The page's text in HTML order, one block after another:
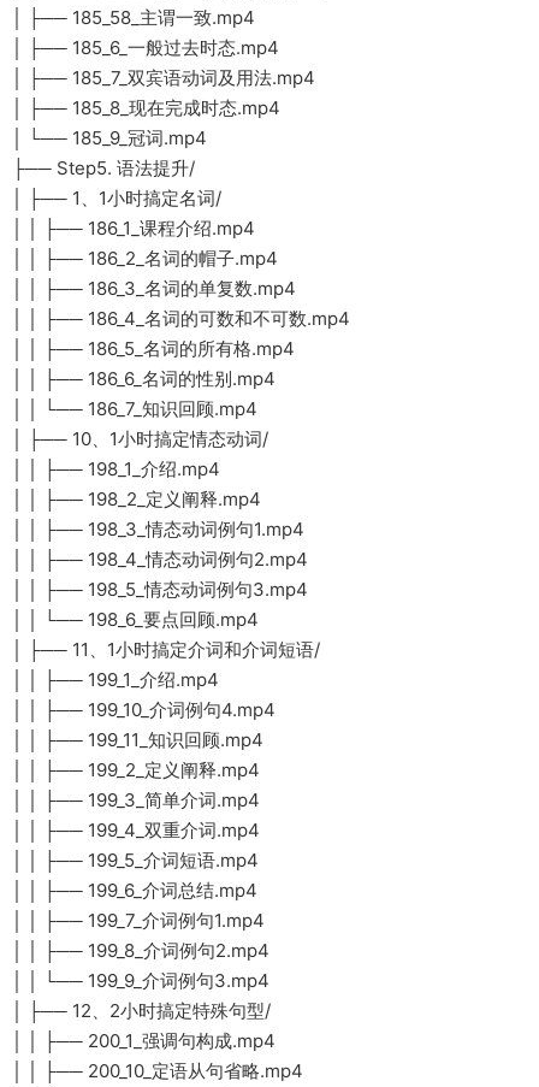
│ ├── 185_58_主谓一致.mp4
│ ├── 185_6_一般过去时态.mp4
│ ├── 185_7_双宾语动词及用法.mp4
│ ├── 185_8_现在完成时态.mp4
│ └── 185_9_冠词.mp4
├── Step5. 语法提升/
│ ├── 1、1小时搞定名词/
│ │ ├── 186_1_课程介绍.mp4
│ │ ├── 186_2_名词的帽子.mp4
│ │ ├── 186_3_名词的单复数.mp4
│ │ ├── 186_4_名词的可数和不可数.mp4
│ │ ├── 186_5_名词的所有格.mp4
│ │ ├── 186_6_名词的性别.mp4
│ │ └── 186_7_知识回顾.mp4
│ ├── 10、1小时搞定情态动词/
│ │ ├── 198_1_介绍.mp4
│ │ ├── 198_2_定义阐释.mp4
│ │ ├── 198_3_情态动词例句1.mp4
│ │ ├── 198_4_情态动词例句2.mp4
│ │ ├── 198_5_情态动词例句3.mp4
│ │ └── 198_6_要点回顾.mp4
│ ├── 11、1小时搞定介词和介词短语/
│ │ ├── 199_1_介绍.mp4
│ │ ├── 199_10_介词例句4.mp4
│ │ ├── 199_11_知识回顾.mp4
│ │ ├── 199_2_定义阐释.mp4
│ │ ├── 199_3_简单介词.mp4
│ │ ├── 199_4_双重介词.mp4
│ │ ├── 199_5_介词短语.mp4
│ │ ├── 199_6_介词总结.mp4
│ │ ├── 199_7_介词例句1.mp4
│ │ ├── 199_8_介词例句2.mp4
│ │ └── 199_9_介词例句3.mp4
│ ├── 12、2小时搞定特殊句型/
│ │ ├── 200_1_强调句构成.mp4
│ │ ├── 200_10_定语从句省略.mp4